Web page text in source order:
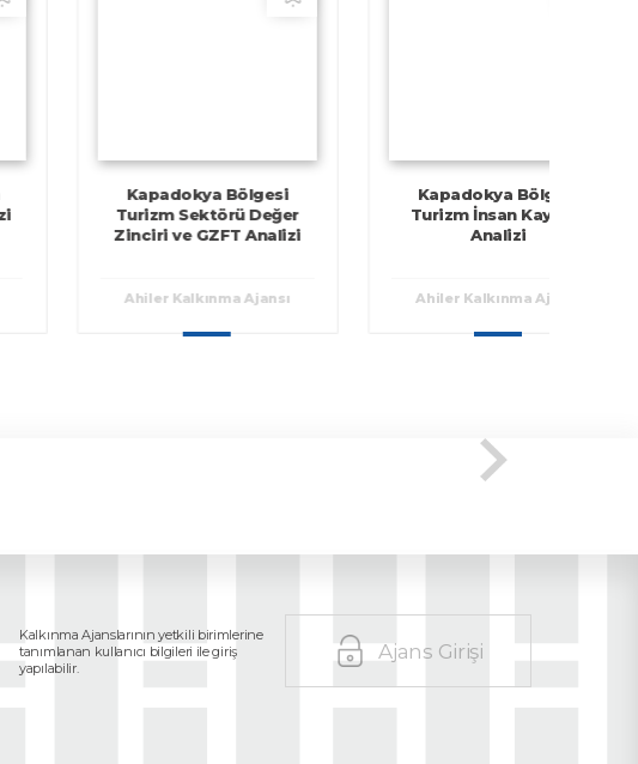
Kapadokya Bölgesi
Turizm Sektörü Değer
Zinciri ve GZFT Analizi
Ahiler Kalkınma Ajansı
Kapadokya Bölgesi
Turizm İnsan Kaynağı
Analizi
Ahiler Kalkınma Ajansı
Kalkınma Ajanslarının yetkili birimlerine
tanımlanan kullanıcı bilgileri ile giriş
yapılabilir.
Ajans Girişi